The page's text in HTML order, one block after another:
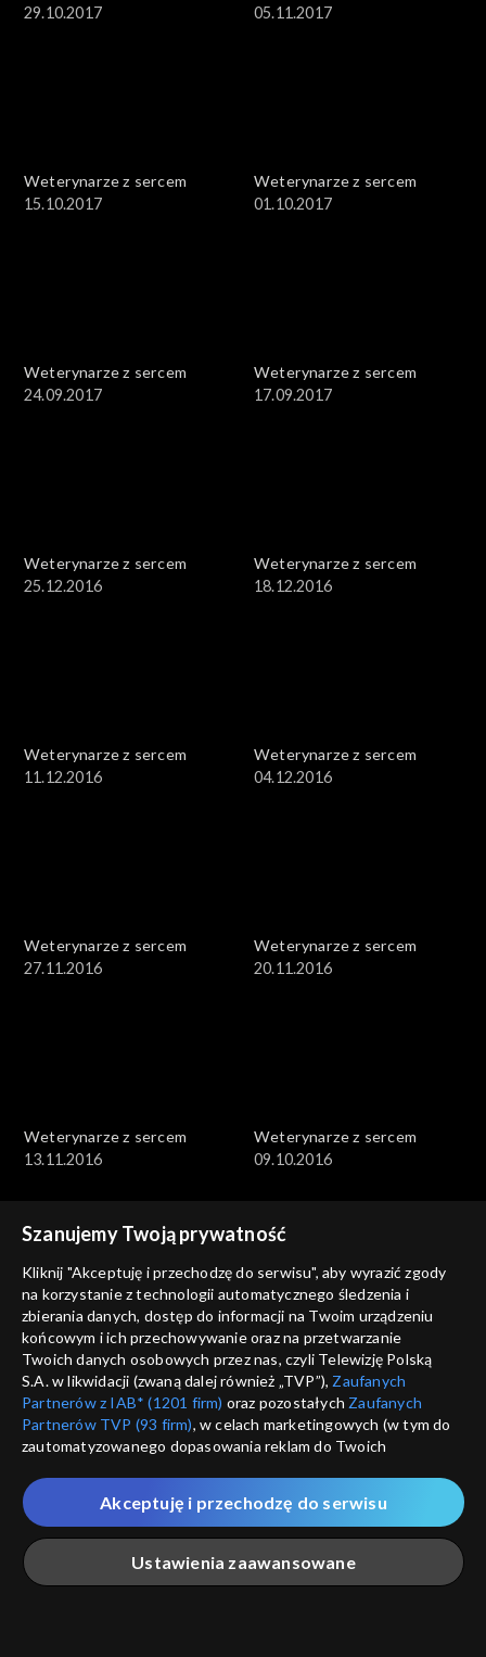
29.10.2017
05.11.2017
Weterynarze z sercem
15.10.2017
Weterynarze z sercem
01.10.2017
Weterynarze z sercem
24.09.2017
Weterynarze z sercem
17.09.2017
Weterynarze z sercem
25.12.2016
Weterynarze z sercem
18.12.2016
Weterynarze z sercem
11.12.2016
Weterynarze z sercem
04.12.2016
Weterynarze z sercem
27.11.2016
Weterynarze z sercem
20.11.2016
Weterynarze z sercem
13.11.2016
Weterynarze z sercem
09.10.2016
Weterynarze z sercem
06.11.2016
Weterynarze z sercem
30.10.2016
Weterynarze z sercem
02.10.2016
Weterynarze z sercem
23.10.2016
Szanujemy Twoją prywatność
Kliknij "Akceptuję i przechodzę do serwisu", aby wyrazić zgody
na korzystanie z technologii automatycznego śledzenia i
zbierania danych, dostęp do informacji na Twoim urządzeniu
końcowym i ich przechowywanie oraz na przetwarzanie
Twoich danych osobowych przez nas, czyli Telewizję Polską
S.A. w likwidacji (zwaną dalej również „TVP”), Zaufanych
Partnerów z IAB* (1201 firm) oraz pozostałych Zaufanych
Partnerów TVP (93 firm), w celach marketingowych (w tym do
zautomatyzowanego dopasowania reklam do Twoich
które wskazujemy poniżej, a także zgody na udostępnianie
przez nas identyfikatora PPID do Google.
Twoje dane osobowe zbierane podczas odwiedzania przez
Ciebie naszych
poszczególnych serwisówzwanych dalej
„Portalem”, w tym informacje zapisywane za pomocą
Ustawienia zaawansowane
Akceptuję i przechodzę do serwisu